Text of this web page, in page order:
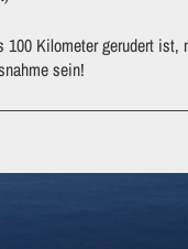
Kilometer gerudert
sein!